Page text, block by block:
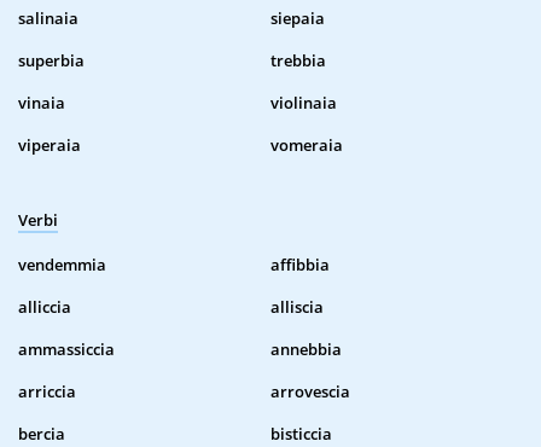
salinaia
siepaia
superbia
trebbia
vinaia
violinaia
viperaia
vomeraia
Verbi
vendemmia
affibbia
alliccia
alliscia
ammassiccia
annebbia
arriccia
arrovescia
bercia
bisticcia